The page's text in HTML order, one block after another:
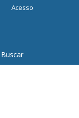
Buscar
Acesso